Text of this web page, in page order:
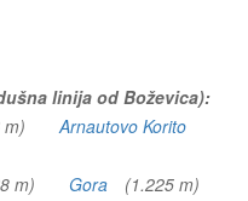
linija od Boževica):
m)
Arnautovo Korito
m) Gora
(1.225 m)